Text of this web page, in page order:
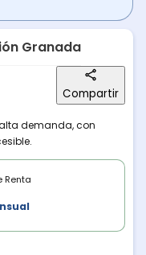
Granada
Compartir
demanda, con
Renta